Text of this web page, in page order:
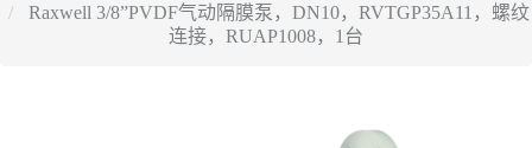
Raxwell 3/8”PVDF气动隔膜泵，DN10，RVTGP35A11，螺纹
连接，RUAP1008，1台